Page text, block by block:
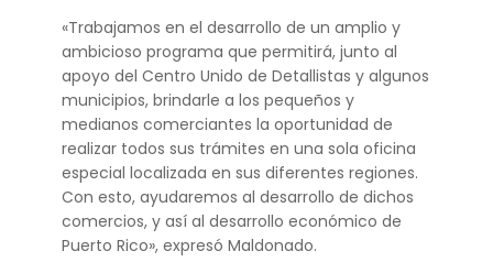
«Trabajamos en el desarrollo de un amplio y
ambicioso programa que permitirá, junto al
apoyo del Centro Unido de Detallistas y algunos
municipios, brindarle a los pequeños y
medianos comerciantes la oportunidad de
realizar todos sus trámites en una sola oficina
especial localizada en sus diferentes regiones.
Con esto, ayudaremos al desarrollo de dichos
comercios, y así al desarrollo económico de
Puerto Rico», expresó Maldonado.